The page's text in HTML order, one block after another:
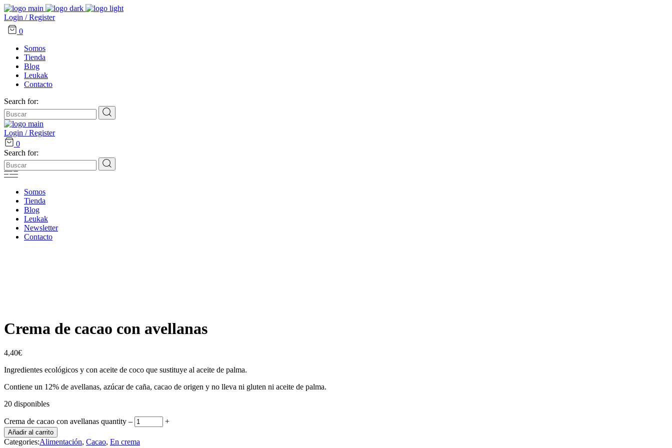
Login / Register
0
Somos
Tienda
Blog
Leukak
Contacto
Search for:
Login / Register
0
Search for:
Somos
Tienda
Blog
Leukak
Newsletter
Contacto
Crema de cacao con avellanas
4,40€
Ingredientes ecológicos y con aceite de coco que sustituye al aceite de palma.
Contiene un 12% de avellanas, azúcar de caña, cacao de origen y no lleva ni gluten ni aceite de palma.
20 disponibles
Crema de cacao con avellanas quantity ‒ +
Añadir al carrito
Categories:Alimentación, Cacao, En crema